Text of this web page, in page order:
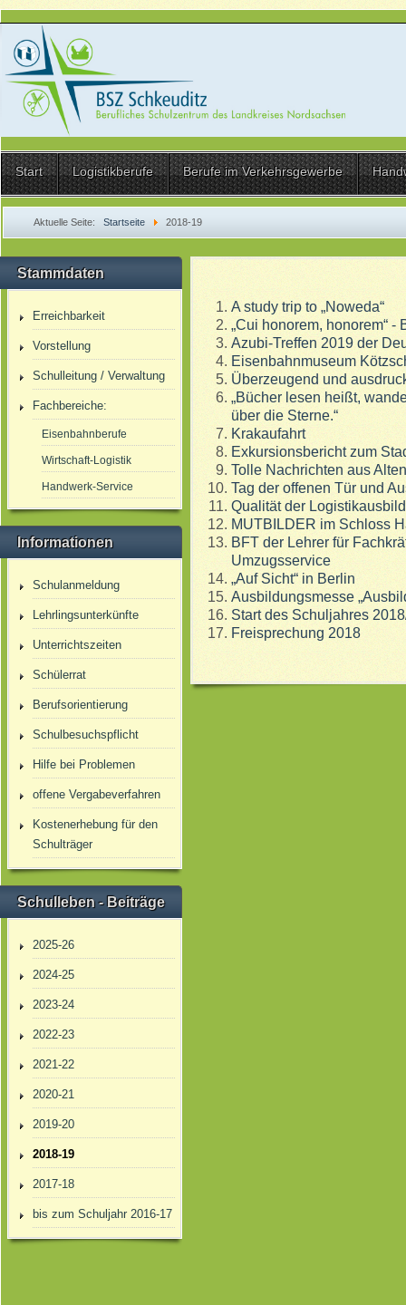
Start Logistikberufe Berufe im Verkehrsgewerbe
Aktuelle Seite: Startseite 2018-19
Stammdaten
Erreichbarkeit
Vorstellung
Schulleitung / Verwaltung
Fachbereiche:
Eisenbahnberufe
Wirtschaft-Logistik
Handwerk-Service
Informationen
Schulanmeldung
Lehrlingsunterkünfte
Unterrichtszeiten
Schülerrat
Berufsorientierung
Schulbesuchspflicht
Hilfe bei Problemen
offene Vergabeverfahren
Kostenerhebung für den
Schulträger
Schulleben - Beiträge
2025-26
2024-25
2023-24
2022-23
2021-22
2020-21
2019-20
2018-19
2017-18
bis zum Schuljahr 2016-17
A study trip to „Noweda“
„Cui honorem, honorem“
Azubi-Treffen 2019 der
Eisenbahnmuseum
Überzeugend und
„Bücher lesen heißt,
über die Sterne.“
Krakaufahrt
Exkursionsbericht zum
Tolle Nachrichten aus
Tag der offenen Tür und
Qualität der
MUTBILDER im Schloss
BFT der Lehrer für
Umzugsservice
„Auf Sicht“ in Berlin
Ausbildungsmesse
Start des Schuljahres
Freisprechung 2018